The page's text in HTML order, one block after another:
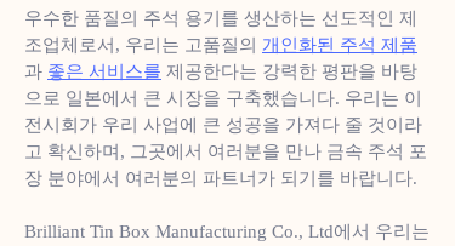
우수한 품질의 주석 용기를 생산하는 선도적인 제
조업체로서, 우리는 고품질의 개인화된 주석 제품
과 좋은 서비스를 제공한다는 강력한 평판을 바탕
으로 일본에서 큰 시장을 구축했습니다. 우리는 이
전시회가 우리 사업에 큰 성공을 가져다 줄 것이라
고 확신하며, 그곳에서 여러분을 만나 금속 주석 포
장 분야에서 여러분의 파트너가 되기를 바랍니다.
Brilliant Tin Box Manufacturing Co., Ltd에서 우리는